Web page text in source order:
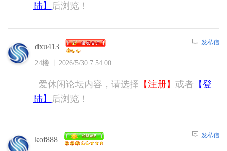
陆】
后浏览！
dxu413
24楼 2026/5/30 7:54:00
发私信
爱休闲论坛内容，请选择 【注册】 或者 【登
陆】
后浏览！
kof888 发私信